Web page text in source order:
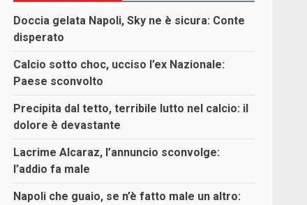
Doccia gelata Napoli, Sky ne è sicura: Conte
disperato
Calcio sotto choc, ucciso l’ex Nazionale:
Paese sconvolto
Precipita dal tetto, terribile lutto nel calcio: il
dolore è devastante
Lacrime Alcaraz, l’annuncio sconvolge:
l’addio fa male
Napoli che guaio, se n’è fatto male un altro: